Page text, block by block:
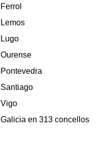
Ferrol
Lemos
Lugo
Ourense
Pontevedra
Santiago
Vigo
Galicia en 313 concellos